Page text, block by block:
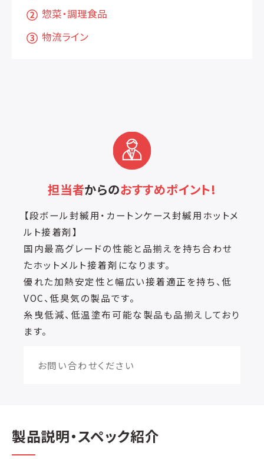
惣菜・調理食品
物流ライン
担当者からのおすすめポイント!
【段ボール封緘用・カートンケース封緘用ホットメ
ルト接着剤】
国内最高グレードの性能と品揃えを持ち合わせ
たホットメルト接着剤になります。
優れた加熱安定性と幅広い接着適正を持ち、低
VOC、低臭気の製品です。
糸曳低減、低温塗布可能な製品も品揃えしており
ます。
お問い合わせください
製品説明・スペック紹介